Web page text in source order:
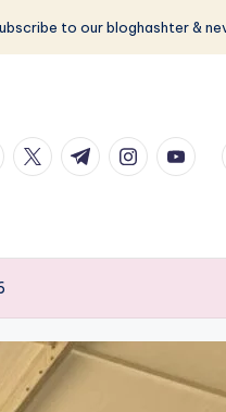
to our bloghashter &
twitter.com
t.me